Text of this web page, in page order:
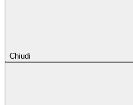
Chiudi